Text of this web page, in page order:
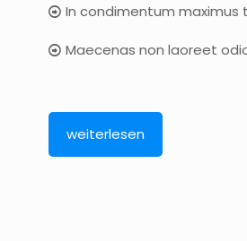
In condimentum maximus
Maecenas non laoreet
weiterlesen